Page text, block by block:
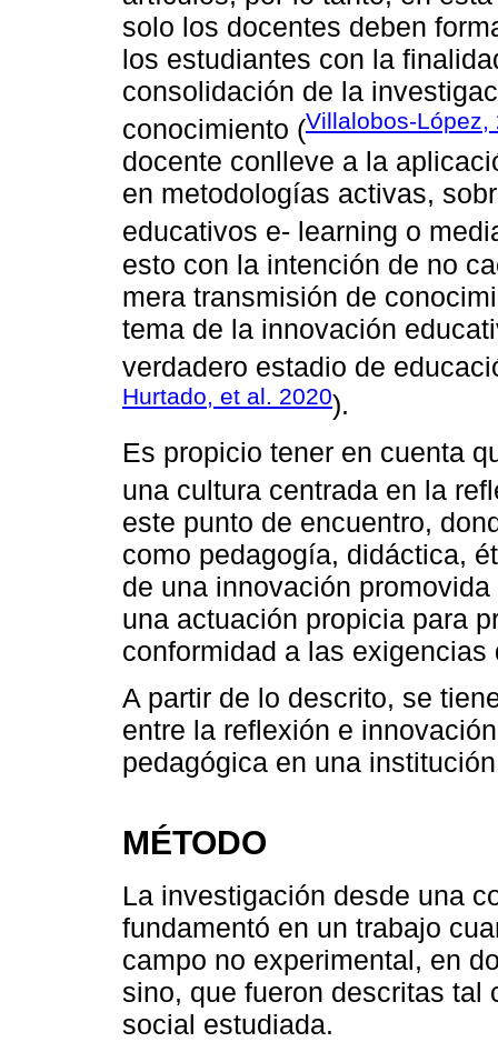
solo los docentes deben
los estudiantes con la
consolidación de la
conocimiento (Villalobos-López,
docente conlleve a la
en metodologías activas,
educativos e- learning o
esto con la intención de no
mera transmisión de
tema de la innovación
verdadero estadio de
Hurtado, et al. 2020).
Es propicio tener en cuenta
una cultura centrada en la
este punto de encuentro,
como pedagogía, didáctica,
de una innovación
una actuación propicia para
conformidad a las
A partir de lo descrito, se
entre la reflexión e
pedagógica en una
MÉTODO
La investigación desde una
fundamentó en un trabajo
campo no experimental, en
sino, que fueron descritas tal
social estudiada.